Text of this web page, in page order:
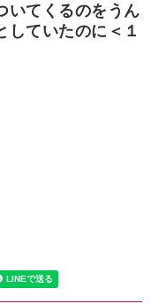
いてくるのをうん
していたのに＜１